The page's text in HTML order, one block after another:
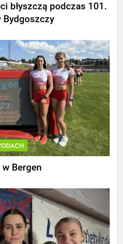
błyszczą podczas 101.
Bydgoszczy
Bergen